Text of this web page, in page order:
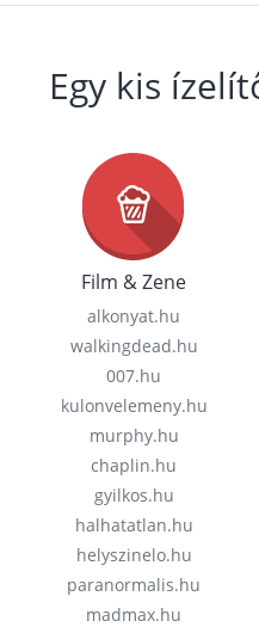
Egy kis
Film & Zene
alkonyat.hu
walkingdead.hu
007.hu
kulonvelemeny.hu
murphy.hu
chaplin.hu
gyilkos.hu
halhatatlan.hu
helyszinelo.hu
paranormalis.hu
madmax.hu